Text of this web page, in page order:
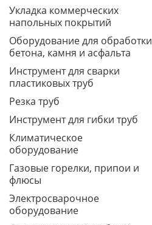
Укладка коммерческих
напольных покрытий
Оборудование для обработки
бетона, камня и асфальта
Инструмент для сварки
пластиковых труб
Резка труб
Инструмент для гибки труб
Климатическое
оборудование
Газовые горелки, припои и
флюсы
Электросварочное
оборудование